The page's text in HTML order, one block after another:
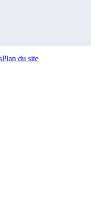
Plan du site